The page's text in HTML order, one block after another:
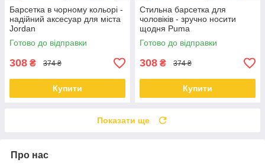
Барсетка в чорному кольорі -
надійний аксесуар для міста
Jordan
Готово до відправки
308 ₴ 374 ₴
Купити
Стильна барсетка для
чоловіків - зручно носити
щодня Puma
Готово до відправки
308 ₴ 374 ₴
Купити
Показати ще
Про нас